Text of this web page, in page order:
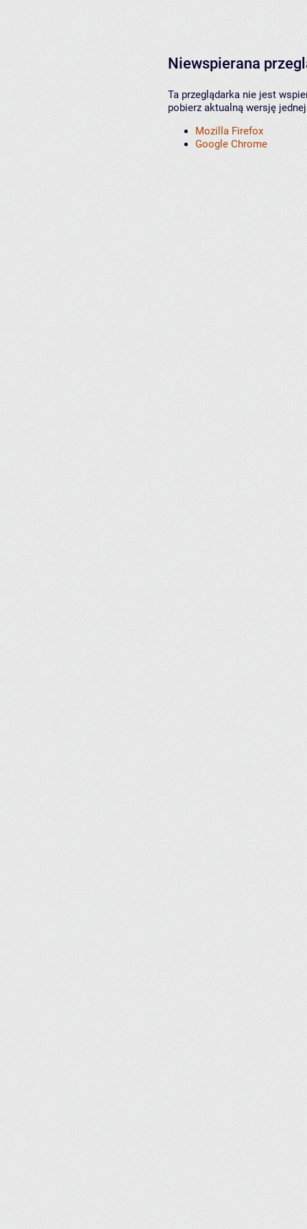
Niewspierana
Ta przeglądarka nie jest
pobierz aktualną wersję
Mozilla Firefox
Google Chrome